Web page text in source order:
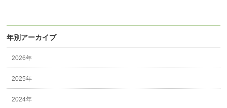
年別アーカイブ
2026年
2025年
2024年